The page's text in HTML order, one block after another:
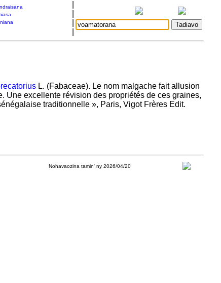
L. (Fabaceae). Le nom malgache fait allusion
Une excellente révision des propriétés de ces graines,
traditionnelle », Paris, Vigot Frères Edit.
Nohavaozina tamin' ny 2026/04/20